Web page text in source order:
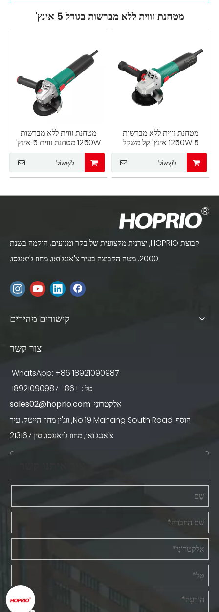
מטחנת זווית ללא מברשות בגודל 5 אינץ'
מטחנת זווית ללא מברשות
1250W 5 אינץ' קל משקל
לליטוש/חיתוך/השחזה
לִשְׁאוֹל
מטחנת זווית ללא מברשות
1250W מטחנת זווית 5 אינץ'
עם מנוע ללא מברשות
לִשְׁאוֹל
קבוצת HOPRIO, יצרנית מקצועית של בקר ומנועים, הוקמה בשנת
2000. מטה הקבוצה בעיר צ'אנגג'ואו, מחוז ג'יאנגסו.
קישורים מהירים
צור קשר
WhatsApp: +86 18921090987
טל': +86- 18921090987
אֶלֶקטרוֹנִי: sales02@hoprio.com
הוסף: No.19 Mahang South Road, ווג'ין מחוז הייטק, עיר
צ'אנגג'ואו, מחוז ג'יאנגסו, סין 213167